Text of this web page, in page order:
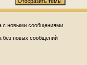
с новыми сообщениями
без новых сообщений